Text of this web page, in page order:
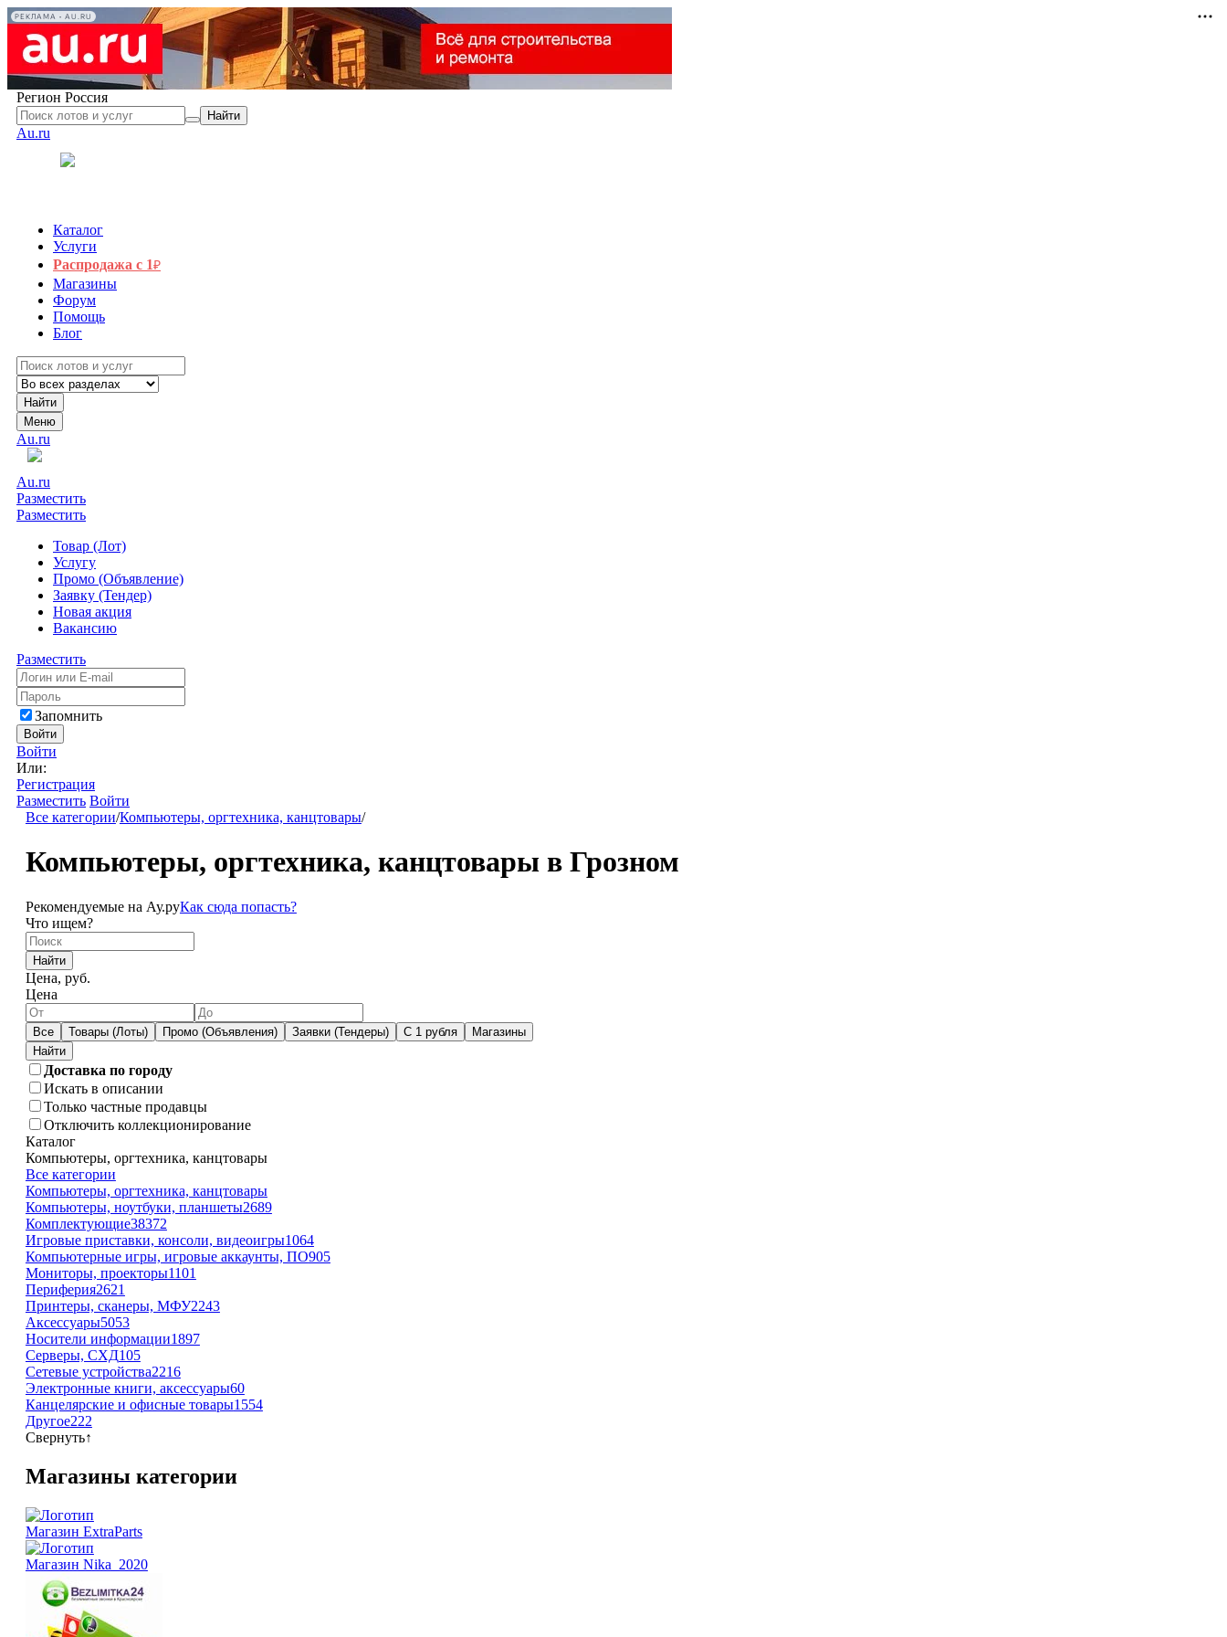
РЕКЛАМА • AU.RU
Регион Россия
Найти
Au.ru
Каталог
Услуги
Распродажа с 1₽
Магазины
Форум
Помощь
Блог
Найти
Меню
Au.ru
Au.ru
Разместить
Разместить
Товар (Лот)
Услугу
Промо (Объявление)
Заявку (Тендер)
Новая акция
Вакансию
Разместить
Запомнить
Войти
Войти
Или:
Регистрация
Разместить Войти
Все категории/Компьютеры, оргтехника, канцтовары/
Компьютеры, оргтехника, канцтовары в Грозном
Рекомендуемые на Ау.руКак сюда попасть?
Что ищем?
Найти
Цена, руб.
Цена
Все Товары (Лоты) Промо (Объявления) Заявки (Тендеры) С 1 рубля Магазины
Доставка по городу
Искать в описании
Только частные продавцы
Отключить коллекционирование
Каталог
Компьютеры, оргтехника, канцтовары
Все категории
Компьютеры, оргтехника, канцтовары
Компьютеры, ноутбуки, планшеты2689
Комплектующие38372
Игровые приставки, консоли, видеоигры1064
Компьютерные игры, игровые аккаунты, ПО905
Мониторы, проекторы1101
Периферия2621
Принтеры, сканеры, МФУ2243
Аксессуары5053
Носители информации1897
Серверы, СХД105
Сетевые устройства2216
Электронные книги, аксессуары60
Канцелярские и офисные товары1554
Другое222
Свернуть↑
Магазины категории
Магазин ExtraParts
Магазин Nika_2020